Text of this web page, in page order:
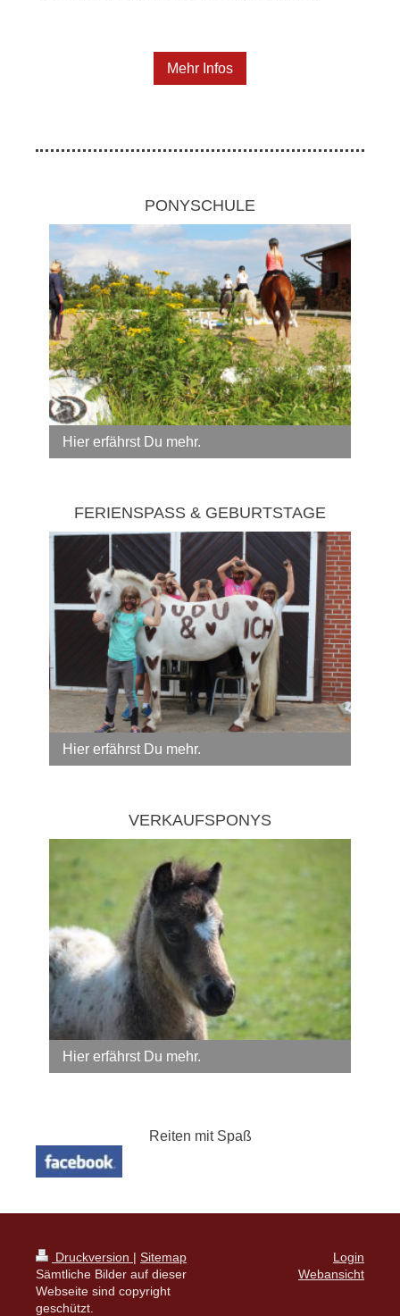
Mehr Infos
PONYSCHULE
Hier erfährst Du mehr.
FERIENSPASS & GEBURTSTAGE
Hier erfährst Du mehr.
VERKAUFSPONYS
Hier erfährst Du mehr.
Reiten mit Spaß
Druckversion | Sitemap
Sämtliche Bilder auf dieser
Webseite sind copyright
geschützt.
Login
Webansicht